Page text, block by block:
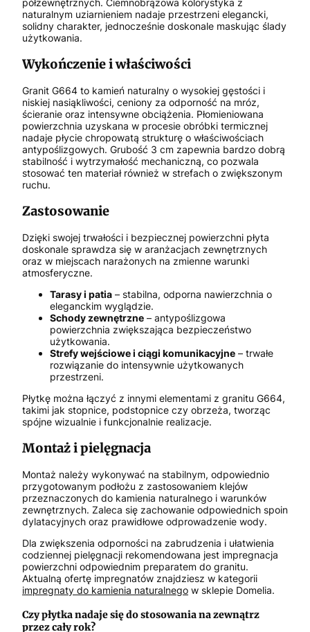
naturalnym uziarnieniem nadaje przestrzeni elegancki,
solidny charakter, jednocześnie doskonale maskując ślady
użytkowania.
Wykończenie i właściwości
Granit G664 to kamień naturalny o wysokiej gęstości i
niskiej nasiąkliwości, ceniony za odporność na mróz,
ścieranie oraz intensywne obciążenia. Płomieniowana
powierzchnia uzyskana w procesie obróbki termicznej
nadaje płycie chropowatą strukturę o właściwościach
antypoślizgowych. Grubość 3 cm zapewnia bardzo dobrą
stabilność i wytrzymałość mechaniczną, co pozwala
stosować ten materiał również w strefach o zwiększonym
ruchu.
Zastosowanie
Dzięki swojej trwałości i bezpiecznej powierzchni płyta
doskonale sprawdza się w aranżacjach zewnętrznych
oraz w miejscach narażonych na zmienne warunki
atmosferyczne.
Tarasy i patia – stabilna, odporna nawierzchnia o
eleganckim wyglądzie.
Schody zewnętrzne – antypoślizgowa
powierzchnia zwiększająca bezpieczeństwo
użytkowania.
Strefy wejściowe i ciągi komunikacyjne – trwałe
rozwiązanie do intensywnie użytkowanych
przestrzeni.
Płytkę można łączyć z innymi elementami z granitu G664,
takimi jak stopnice, podstopnice czy obrzeża, tworząc
spójne wizualnie i funkcjonalnie realizacje.
Montaż i pielęgnacja
Montaż należy wykonywać na stabilnym, odpowiednio
przygotowanym podłożu z zastosowaniem klejów
przeznaczonych do kamienia naturalnego i warunków
zewnętrznych. Zaleca się zachowanie odpowiednich spoin
dylatacyjnych oraz prawidłowe odprowadzenie wody.
Dla zwiększenia odporności na zabrudzenia i ułatwienia
codziennej pielęgnacji rekomendowana jest impregnacja
powierzchni odpowiednim preparatem do granitu.
Aktualną ofertę impregnatów znajdziesz w kategorii
impregnaty do kamienia naturalnego w sklepie Domelia.
Czy płytka nadaje się do stosowania na zewnątrz
przez cały rok?